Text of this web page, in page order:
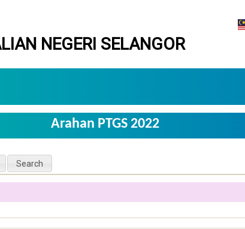
NEGERI SELANGOR
Arahan PTGS 2022